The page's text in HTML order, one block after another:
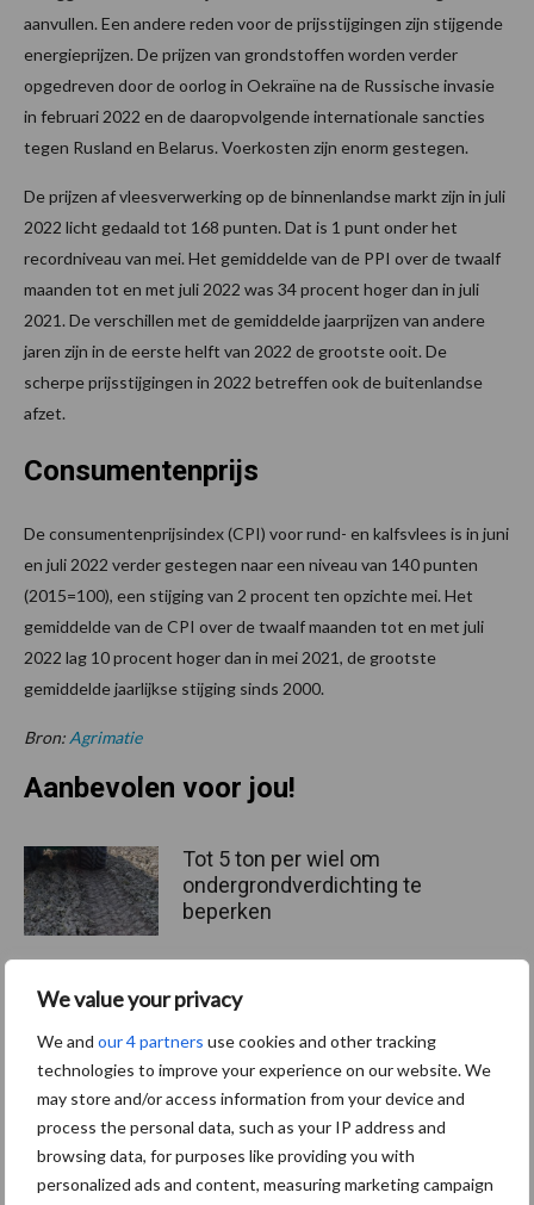
We value your privacy
We and our 4 partners use cookies and other tracking
technologies to improve your experience on our website. We
may store and/or access information from your device and
process the personal data, such as your IP address and
browsing data, for purposes like providing you with
personalized ads and content, measuring marketing campaign
aanvullen. Een andere reden voor de prijsstijgingen zijn stijgende
energieprijzen. De prijzen van grondstoffen worden verder
opgedreven door de oorlog in Oekraïne na de Russische invasie
in februari 2022 en de daaropvolgende internationale sancties
tegen Rusland en Belarus. Voerkosten zijn enorm gestegen.
De prijzen af vleesverwerking op de binnenlandse markt zijn in juli
2022 licht gedaald tot 168 punten. Dat is 1 punt onder het
recordniveau van mei. Het gemiddelde van de PPI over de twaalf
maanden tot en met juli 2022 was 34 procent hoger dan in juli
2021. De verschillen met de gemiddelde jaarprijzen van andere
jaren zijn in de eerste helft van 2022 de grootste ooit. De
scherpe prijsstijgingen in 2022 betreffen ook de buitenlandse
afzet.
Consumentenprijs
De consumentenprijsindex (CPI) voor rund- en kalfsvlees is in juni
en juli 2022 verder gestegen naar een niveau van 140 punten
(2015=100), een stijging van 2 procent ten opzichte mei. Het
gemiddelde van de CPI over de twaalf maanden tot en met juli
2022 lag 10 procent hoger dan in mei 2021, de grootste
gemiddelde jaarlijkse stijging sinds 2000.
Bron: Agrimatie
Aanbevolen voor jou!
Tot 5 ton per wiel om
ondergrondverdichting te
beperken
Jaarverslag 2025 Royal A-
ware: omzet groeit,
nettoresultaat daalt
Machines en werktuigen
gewild doelwit criminelen